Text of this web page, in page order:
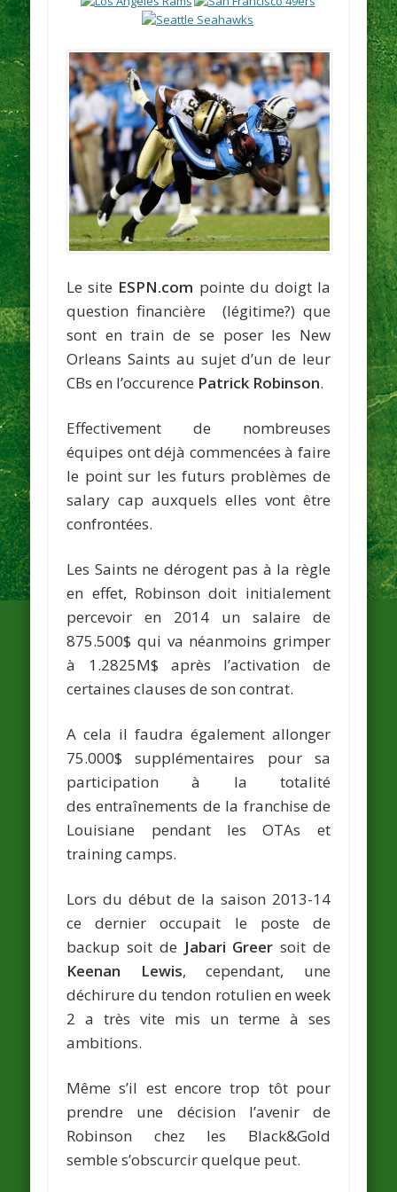
Le site ESPN.com pointe du doigt la
question financière (légitime?) que
sont en train de se poser les New
Orleans Saints au sujet d’un de leur
CBs en l’occurence Patrick Robinson.
Effectivement de nombreuses
équipes ont déjà commencées à faire
le point sur les futurs problèmes de
salary cap auxquels elles vont être
confrontées.
Les Saints ne dérogent pas à la règle
en effet, Robinson doit initialement
percevoir en 2014 un salaire de
875.500$ qui va néanmoins grimper
à 1.2825M$ après l’activation de
certaines clauses de son contrat.
A cela il faudra également allonger
75.000$ supplémentaires pour sa
participation à la totalité
des entraînements de la franchise de
Louisiane pendant les OTAs et
training camps.
Lors du début de la saison 2013-14
ce dernier occupait le poste de
backup soit de Jabari Greer soit de
Keenan Lewis, cependant, une
déchirure du tendon rotulien en week
2 a très vite mis un terme à ses
ambitions.
Même s’il est encore trop tôt pour
prendre une décision l’avenir de
Robinson chez les Black&Gold
semble s’obscurcir quelque peut.